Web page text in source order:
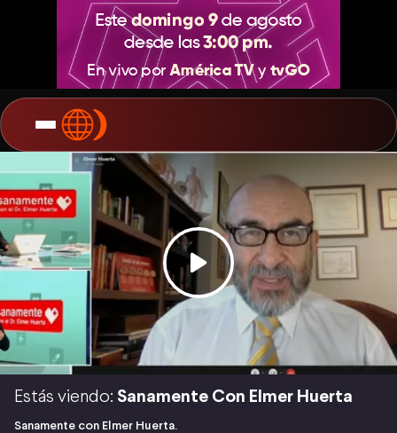
Estás viendo: Sanamente Con Elmer Huerta
Sanamente con Elmer Huerta.